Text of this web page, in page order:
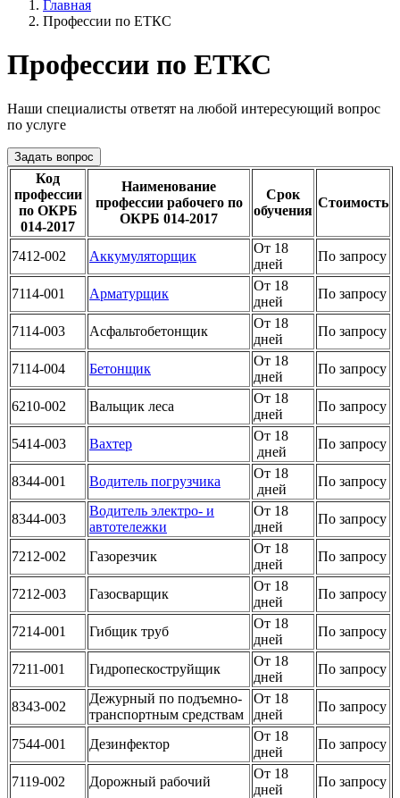
Главная
Профессии по ЕТКС
Профессии по ЕТКС
Наши специалисты ответят на любой интересующий вопрос
по услуге
Задать вопрос
Код
профессии
по ОКРБ
014-2017
Наименование
профессии рабочего по
ОКРБ 014-2017
Срок
обучения
Стоимость
7412-002 Аккумуляторщик
От 18
дней
По запросу
7114-001 Арматурщик
От 18
дней
По запросу
7114-003 Асфальтобетонщик
От 18
дней
По запросу
7114-004 Бетонщик
От 18
дней
По запросу
6210-002 Вальщик леса
От 18
дней
По запросу
5414-003 Вахтер
От 18
дней
По запросу
8344-001 Водитель погрузчика
От 18
дней
По запросу
8344-003
Водитель электро- и
автотележки
От 18
дней
По запросу
7212-002 Газорезчик
От 18
дней
По запросу
7212-003 Газосварщик
От 18
дней
По запросу
7214-001 Гибщик труб
От 18
дней
По запросу
7211-001 Гидропескоструйщик
От 18
дней
По запросу
8343-002
Дежурный по подъемно-
транспортным средствам
От 18
дней
По запросу
7544-001 Дезинфектор
От 18
дней
По запросу
7119-002 Дорожный рабочий
От 18
дней
По запросу